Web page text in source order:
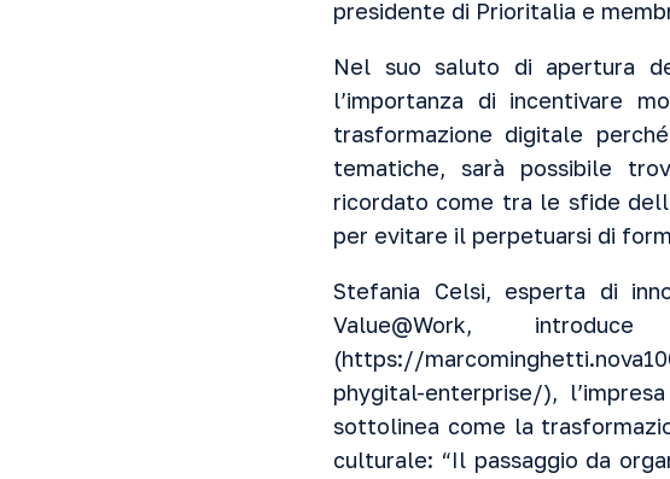
presidente di Prioritalia e
Nel suo saluto di apertura
l’importanza di incentivare
trasformazione digitale
tematiche, sarà possibile
ricordato come tra le sfide
per evitare il perpetuarsi di
Stefania Celsi, esperta di
Value@Work,
(https://
phygital-enterprise/),
sottolinea come la
culturale: “Il passaggio da